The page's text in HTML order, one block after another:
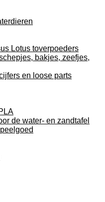
Lotus toverpoeders
bakjes, zeefjes,
en loose parts
de water- en zandtafel